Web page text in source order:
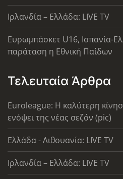
Ιρλανδία – Ελλάδα: LIVE TV
Ευρωμπάσκετ U16, Ισπανία-
παράταση η Εθνική Παίδων
Τελευταία Άρθρα
Euroleague: Η καλύτερη
ενόψει της νέας σεζόν (pic)
Ελλάδα - Λιθουανία: LIVE TV
Ιρλανδία – Ελλάδα: LIVE TV